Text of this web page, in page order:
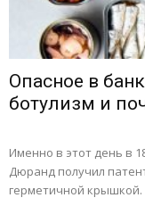
Опасное в
ботулизм и
Именно в этот день в
Дюранд получил
герметичной